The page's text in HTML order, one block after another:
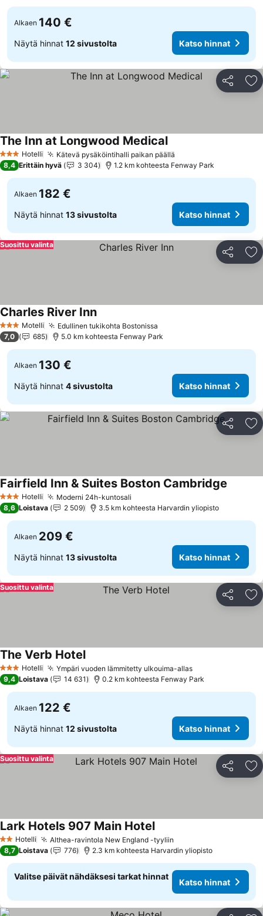
Alkaen 140 €
Näytä hinnat 12 sivustolta Katso hinnat
Jaa
3 Tähtiluokitus
Hotelli Kätevä pysäköintihalli paikan päällä
The Inn at Longwood Medical
8,4 Erittäin hyvä 3 304 1.2 km kohteesta Fenway Park
Alkaen 182 €
Näytä hinnat 13 sivustolta Katso hinnat
Jaa
Suosittu valinta
3 Tähtiluokitus
Motelli Edullinen tukikohta Bostonissa
Charles River Inn
7,0 685 5.0 km kohteesta Fenway Park
Alkaen 130 €
Näytä hinnat 4 sivustolta Katso hinnat
Jaa
3 Tähtiluokitus
Hotelli Moderni 24h-kuntosali
Fairfield Inn & Suites Boston Cambridge
8,6 Loistava 2 509 3.5 km kohteesta Harvardin yliopisto
Alkaen 209 €
Näytä hinnat 13 sivustolta Katso hinnat
Jaa
Suosittu valinta
3 Tähtiluokitus
Hotelli Ympäri vuoden lämmitetty ulkouima-allas
The Verb Hotel
9,4 Loistava 14 631 0.2 km kohteesta Fenway Park
Alkaen 122 €
Näytä hinnat 12 sivustolta Katso hinnat
Jaa
Suosittu valinta
2 Tähtiluokitus
Hotelli Althea-ravintola New England -tyyliin
Lark Hotels 907 Main Hotel
8,7 Loistava 776 2.3 km kohteesta Harvardin yliopisto
Valitse päivät nähdäksesi tarkat hinnat
Katso hinnat